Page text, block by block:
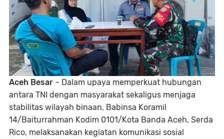
Aceh Besar – Dalam upaya memperkuat hubungan
antara TNI dengan masyarakat sekaligus menjaga
stabilitas wilayah binaan, Babinsa Koramil
14/Baiturrahman Kodim 0101/Kota Banda Aceh, Serda
Rico, melaksanakan kegiatan komunikasi sosial